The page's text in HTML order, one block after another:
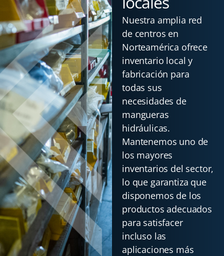
Nuestra amplia red
de centros en
Norteamérica ofrece
inventario local y
fabricación para
todas sus
necesidades de
mangueras
hidráulicas.
Mantenemos uno de
los mayores
inventarios del sector,
lo que garantiza que
disponemos de los
productos adecuados
para satisfacer
incluso las
aplicaciones más